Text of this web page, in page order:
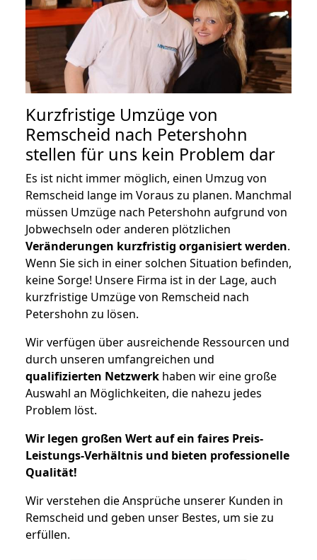
Kurzfristige Umzüge von
Remscheid nach Petershohn
stellen für uns kein Problem dar
Es ist nicht immer möglich, einen Umzug von
Remscheid lange im Voraus zu planen. Manchmal
müssen Umzüge nach Petershohn aufgrund von
Jobwechseln oder anderen plötzlichen
Veränderungen kurzfristig organisiert werden.
Wenn Sie sich in einer solchen Situation befinden,
keine Sorge! Unsere Firma ist in der Lage, auch
kurzfristige Umzüge von Remscheid nach
Petershohn zu lösen.
Wir verfügen über ausreichende Ressourcen und
durch unseren umfangreichen und
qualifizierten Netzwerk haben wir eine große
Auswahl an Möglichkeiten, die nahezu jedes
Problem löst.
Wir legen großen Wert auf ein faires Preis-
Leistungs-Verhältnis und bieten professionelle
Qualität!
Wir verstehen die Ansprüche unserer Kunden in
Remscheid und geben unser Bestes, um sie zu
erfüllen.